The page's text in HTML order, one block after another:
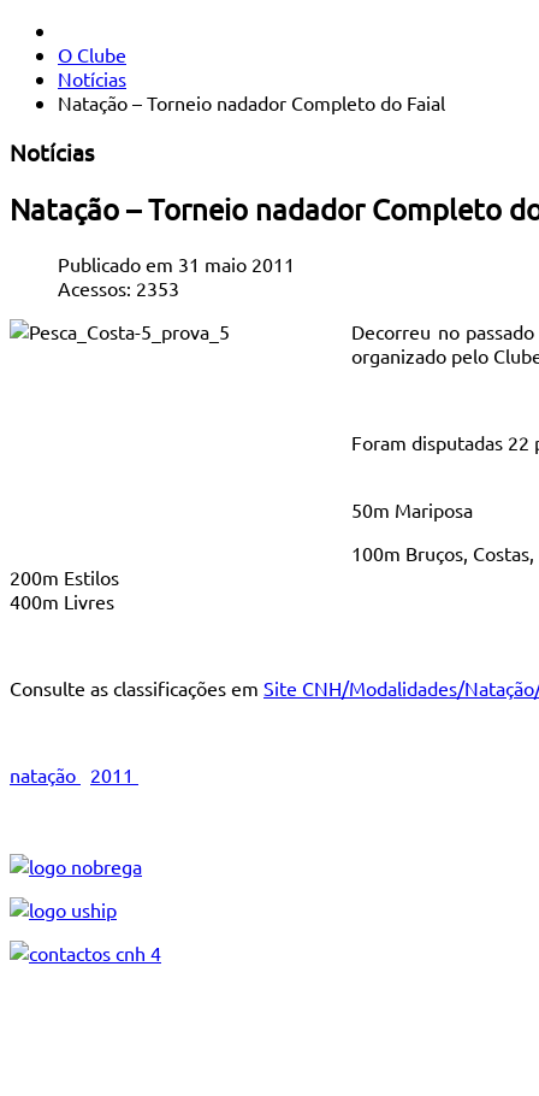
O Clube
Notícias
Natação – Torneio nadador Completo do Faial
Notícias
Natação – Torneio nadador Completo
Publicado em 31 maio 2011
Acessos: 2353
Decorreu no
organizado pelo
Foram disputadas 22
50m Mariposa
100m Bruços,
200m Estilos
400m Livres
Consulte as classificações em Site CNH/Modalidades/
natação 2011